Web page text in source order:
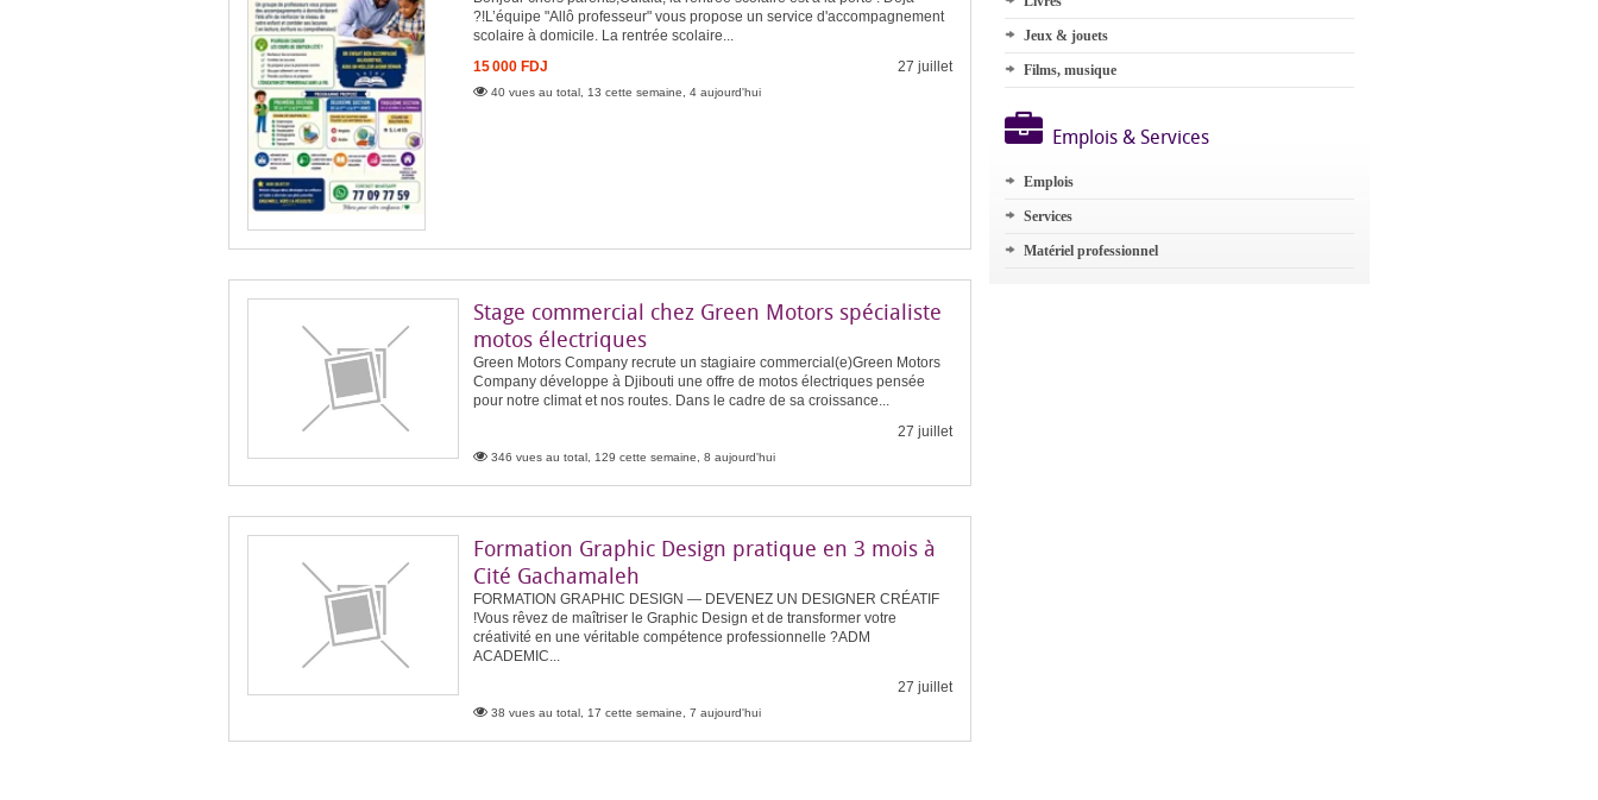
?!L’équipe "Allô professeur" vous propose un service d'accompagnement
scolaire à domicile. La rentrée scolaire...
15 000 FDJ
27 juillet
40 vues au total, 13 cette semaine, 4 aujourd'hui
Stage commercial chez Green Motors spécialiste
motos électriques
Green Motors Company recrute un stagiaire commercial(e)Green Motors
Company développe à Djibouti une offre de motos électriques pensée
pour notre climat et nos routes. Dans le cadre de sa croissance...
27 juillet
346 vues au total, 129 cette semaine, 8 aujourd'hui
Formation Graphic Design pratique en 3 mois à
Cité Gachamaleh
FORMATION GRAPHIC DESIGN — DEVENEZ UN DESIGNER CRÉATIF
!Vous rêvez de maîtriser le Graphic Design et de transformer votre
créativité en une véritable compétence professionnelle ?ADM
ACADEMIC...
27 juillet
38 vues au total, 17 cette semaine, 7 aujourd'hui
Jeux & jouets
Films, musique
Emplois & Services
Emplois
Services
Matériel professionnel